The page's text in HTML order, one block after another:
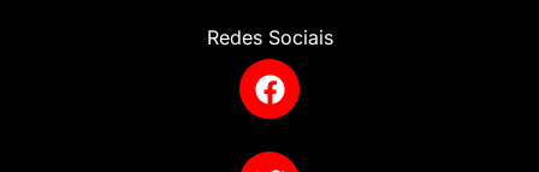
Redes Sociais